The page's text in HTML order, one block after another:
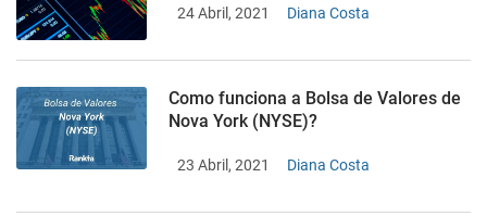
24 Abril, 2021 Diana Costa
Como funciona a Bolsa de Valores de
Nova York (NYSE)?
23 Abril, 2021 Diana Costa